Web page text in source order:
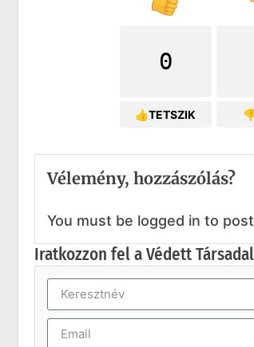
0
👍TETSZIK
Vélemény, hozzászólás?
You must be logged in to
Iratkozzon fel a Védett